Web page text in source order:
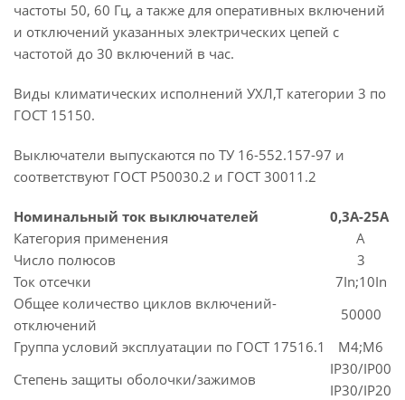
частоты 50, 60 Гц, а также для оперативных включений
и отключений указанных электрических цепей с
частотой до 30 включений в час.
Виды климатических исполнений УХЛ,Т категории 3 по
ГОСТ 15150.
Выключатели выпускаются по ТУ 16-552.157-97 и
соответствуют ГОСТ Р50030.2 и ГОСТ 30011.2
Номинальный ток выключателей
0,3A-25A
Категория применения
A
Число полюсов
3
Ток отсечки
7In;10In
Общее количество циклов включений-
отключений
50000
Группа условий эксплуатации по ГОСТ 17516.1
M4;M6
Степень защиты оболочки/зажимов
IP30/IP00
IP30/IP20